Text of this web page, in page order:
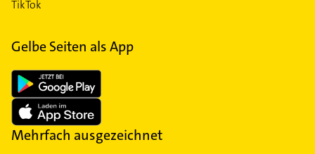
TikTok
Gelbe Seiten als App
Mehrfach ausgezeichnet